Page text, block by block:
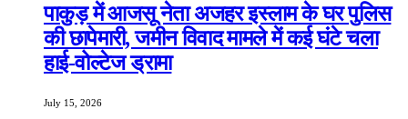
पाकुड़ में आजसू नेता अजहर इस्लाम के घर पुलिस
की छापेमारी, जमीन विवाद मामले में कई घंटे चला
हाई-वोल्टेज ड्रामा
July 15, 2026